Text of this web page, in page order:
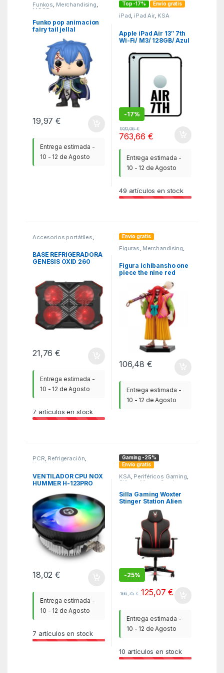
Funkos, Merchandising,
MGSR
Funko pop animacion
fairy tail jellal
19,97€
Entrega estimada -
10 - 12 de Agosto
Top -17% Envío gratis
iPad, iPad Air, KSA
Apple iPad Air 13″ 7th
Wi-Fi/ M3/ 128GB/ Azul
-17%
920,06€
763,66€
Entrega estimada -
10 - 12 de Agosto
49 artículos en stock
Accesorios portátiles,
BASE REFRIGERADORA
GENESIS OXID 260
21,76€
Entrega estimada -
10 - 12 de Agosto
7 artículos en stock
Envío gratis
Figuras, Merchandising,
MGSR
Figura ichibansho one
piece the nine red
scabbards is here
106,48€
Entrega estimada -
10 - 12 de Agosto
PCR, Refrigeración,
Ventiladores
VENTILADOR CPU NOX
HUMMER H-123PRO
18,02€
Entrega estimada -
10 - 12 de Agosto
7 artículos en stock
Gaming -25%
Envío gratis
KSA, Periféricos Gaming,
Sillas y Mesas Gaming
Silla Gaming Woxter
Stinger Station Alien
-25%
166,75€ 125,07€
Entrega estimada -
10 - 12 de Agosto
10 artículos en stock